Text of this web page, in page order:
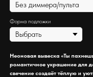
Форма подложки
Неоновая вывеска «Ты
романтичное украшение для
свечение создаёт тёплую и